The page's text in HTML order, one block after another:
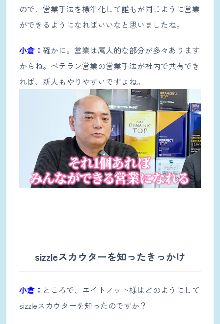
ので、営業手法を標準化して誰もが同じように営業
ができるようになればいいなと思いましたね。
小倉： 確かに。営業は属人的な部分が多々あります
からね。ベテラン営業の営業手法が社内で共有でき
れば、新人もやりやすいですよね。
sizzleスカウターを知ったきっかけ
小倉： ところで、エイトノット様はどのようにして
sizzleスカウターを知ったのですか？